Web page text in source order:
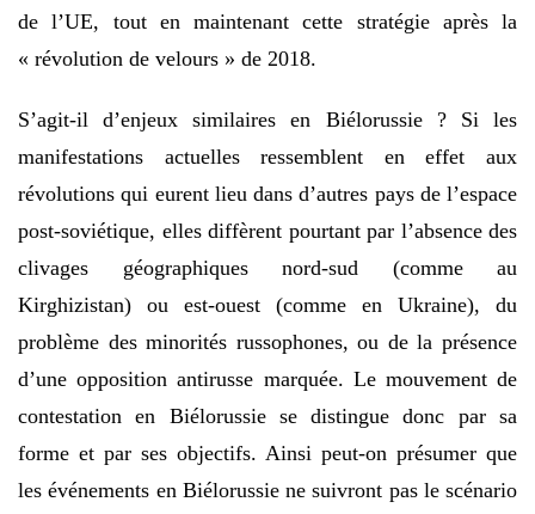
de l’UE, tout en maintenant cette stratégie après la
« révolution de velours » de 2018.
S’agit-il d’enjeux similaires en Biélorussie ? Si les
manifestations actuelles ressemblent en effet aux
révolutions qui eurent lieu dans d’autres pays de l’espace
post-soviétique, elles diffèrent pourtant par l’absence des
clivages géographiques nord-sud (comme au
Kirghizistan) ou est-ouest (comme en Ukraine), du
problème des minorités russophones, ou de la présence
d’une opposition antirusse marquée. Le mouvement de
contestation en Biélorussie se distingue donc par sa
forme et par ses objectifs. Ainsi peut-on présumer que
les événements en Biélorussie ne suivront pas le scénario